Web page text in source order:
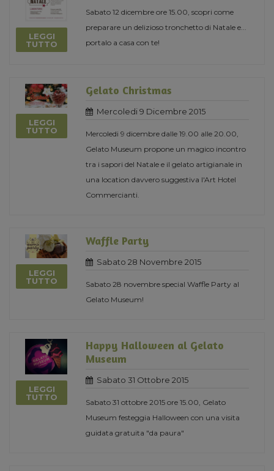
LEGGI
TUTTO
Sabato 12 dicembre ore 15.00, scopri come
preparare un delizioso tronchetto di Natale e...
portalo a casa con te!
LEGGI
TUTTO
Gelato Christmas
Mercoledi 9 Dicembre 2015
Mercoledi 9 dicembre dalle 19.00 alle 20.00,
Gelato Museum propone un magico incontro
tra i sapori del Natale e il gelato artigianale in
una location davvero suggestiva l'Art Hotel
Commercianti.
LEGGI
TUTTO
Waffle Party
Sabato 28 Novembre 2015
Sabato 28 novembre special Waffle Party al
Gelato Museum!
LEGGI
TUTTO
Happy Halloween al Gelato
Museum
Sabato 31 Ottobre 2015
Sabato 31 ottobre 2015 ore 15.00, Gelato
Museum festeggia Halloween con una visita
guidata gratuita "da paura"